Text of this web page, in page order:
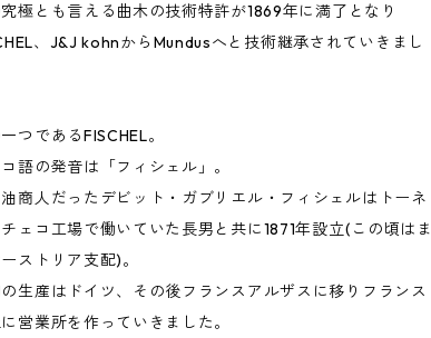
極とも言える曲木の技術特許が1869年に満了となり
、J&J kohnからMundusへと技術継承されていきまし
つであるFISCHEL。
語の発音は「フィシェル」。
商人だったデビット・ガブリエル・フィシェルはトーネ
チェコ工場で働いていた長男と共に1871年設立(この頃はま
ストリア支配)。
生産はドイツ、その後フランスアルザスに移りフランス
営業所を作っていきました。